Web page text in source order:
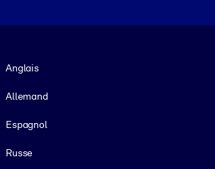
Anglais
Allemand
Espagnol
Russe